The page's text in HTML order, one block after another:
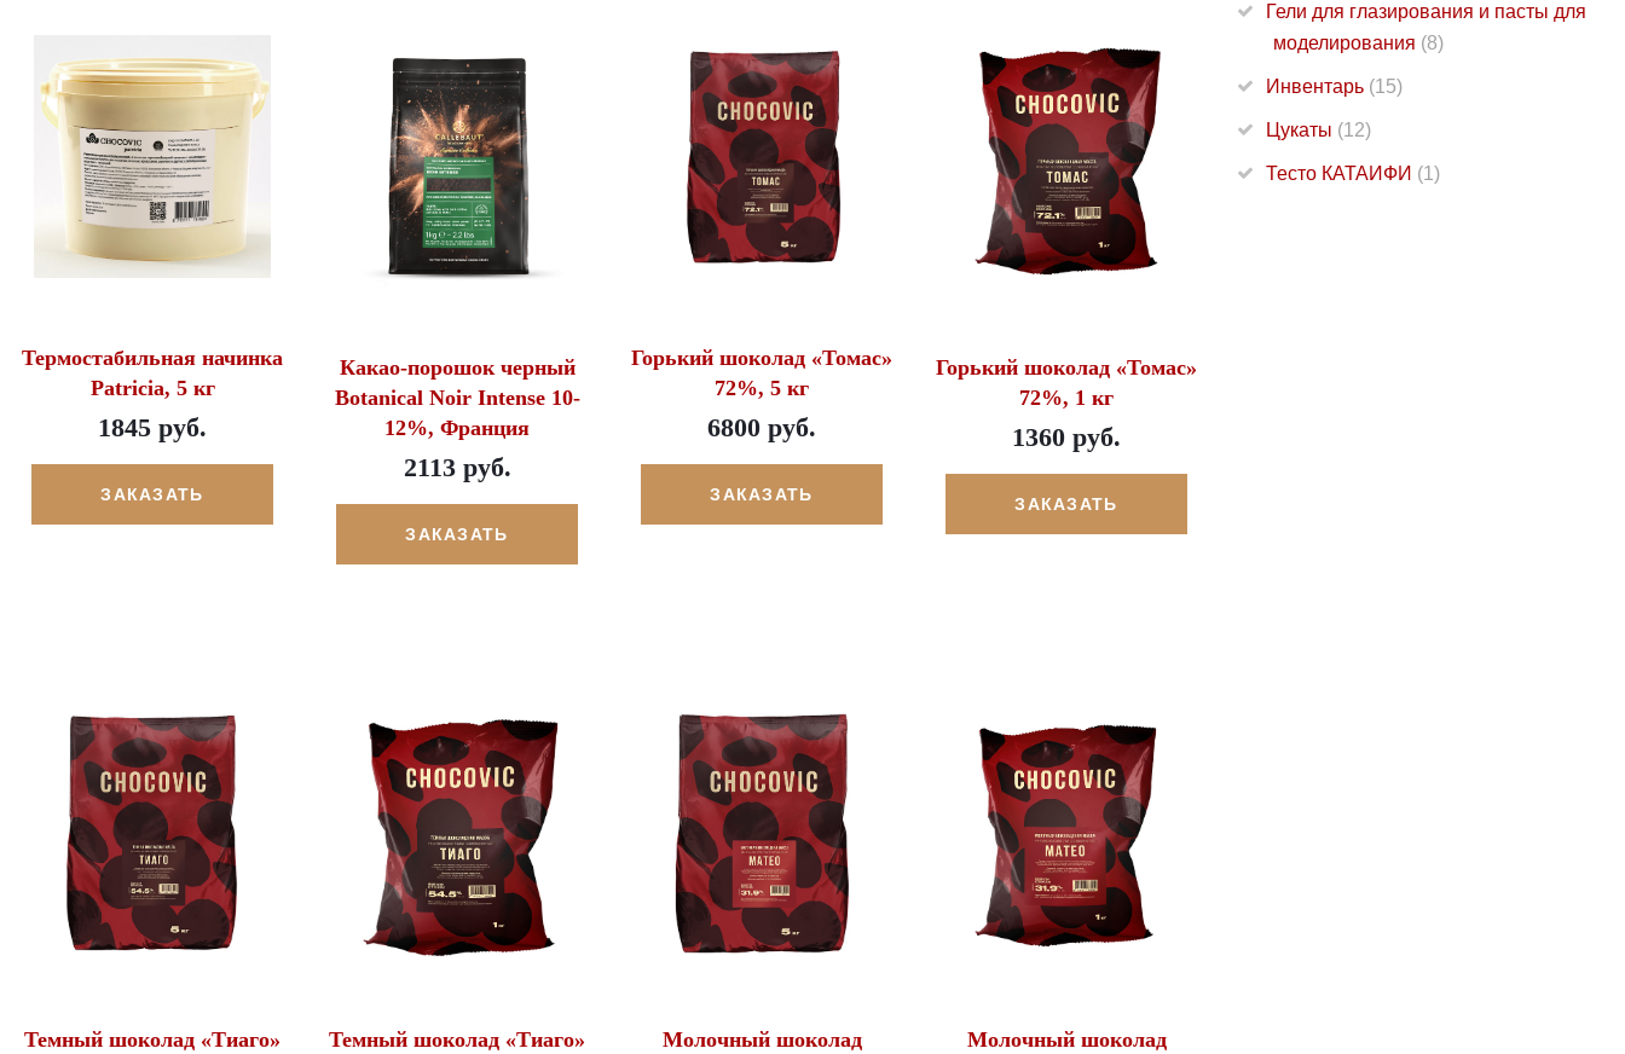
Термостабильная начинка
Patricia, 5 кг
1845 руб.
ЗАКАЗАТЬ
Какао-порошок черный
Botanical Noir Intense 10-
12%, Франция
2113 руб.
ЗАКАЗАТЬ
Горький шоколад «Томас»
72%, 5 кг
6800 руб.
ЗАКАЗАТЬ
Горький шоколад «Томас»
72%, 1 кг
1360 руб.
ЗАКАЗАТЬ
Темный шоколад «Тиаго»
Темный шоколад «Тиаго»
Молочный шоколад
Молочный шоколад
Гели для глазирования и пасты для
моделирования (8)
Инвентарь (15)
Цукаты (12)
Тесто КАТАИФИ (1)